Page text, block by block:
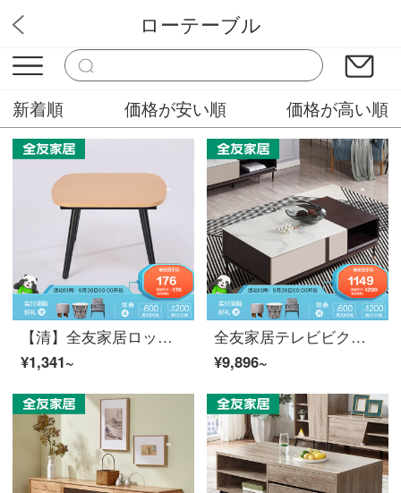
愛の家具ホーム
ローテーブル
新着順 価格が安い順 価格が高い順
【清】全友家居ロッテブル小部屋型客間接客庁長方形茶テーブル置物家具現代簡約辺のいくつかのDX 119006辺
¥1,341~
全友家居テレビビクターネットワークポートフォリオ现代简约收纳纳纳tans的外箱式钢化ガラス台面茶テーブル
¥9,896~